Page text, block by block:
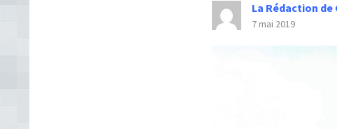
La Rédaction
7 mai 2019